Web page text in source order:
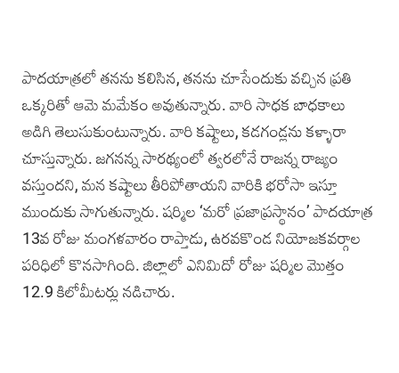
పాదయాత్రలో తనను కలిసిన, తనను చూసేందుకు వచ్చిన ప్రతి
ఒక్కరితో ఆమె మమేకం అవుతున్నారు. వారి సాధక బాధకాలు
అడిగి తెలుసుకుంటున్నారు. వారి కష్టాలు, కడగండ్లను కళ్ళారా
చూస్తున్నారు. జగనన్న సారథ్యంలో త్వరలోనే రాజన్న రాజ్యం
వస్తుందని, మన కష్టాలు తీరిపోతాయని వారికి భరోసా ఇస్తూ
ముందుకు సాగుతున్నారు. షర్మిల ‘మరో ప్రజాప్రస్థానం’ పాదయాత్ర
13వ రోజు మంగళవారం రాప్తాడు, ఉరవకొండ నియోజకవర్గాల
పరిధిలో కొనసాగింది. జిల్లాలో ఎనిమిదో రోజు షర్మిల మొత్తం
12.9 కిలోమీటర్లు నడిచారు.